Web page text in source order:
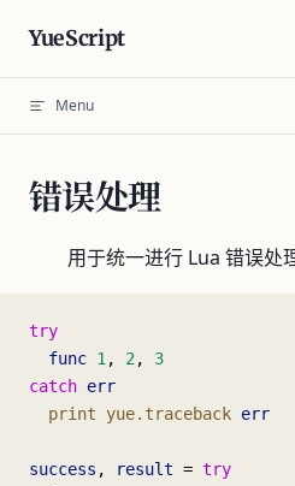
Skip to content
YueScript
Menu
错误处理
用于统一进行 Lua 错误处理
try
  func
1 , 2, 3
catch err
  print
yue.traceback err
success , result = try